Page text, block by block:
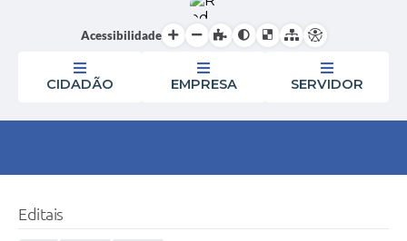
Acessibilidade
CIDADÃO EMPRESA SERVIDOR
Editais